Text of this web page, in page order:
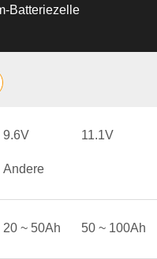
Batteriezelle
9.6V 11.1V
Andere
20 ~ 50Ah 50 ~ 100Ah